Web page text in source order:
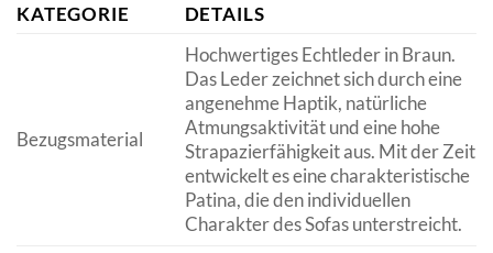
KATEGORIE DETAILS
Bezugsmaterial
Hochwertiges Echtleder in Braun.
Das Leder zeichnet sich durch eine
angenehme Haptik, natürliche
Atmungsaktivität und eine hohe
Strapazierfähigkeit aus. Mit der Zeit
entwickelt es eine charakteristische
Patina, die den individuellen
Charakter des Sofas unterstreicht.